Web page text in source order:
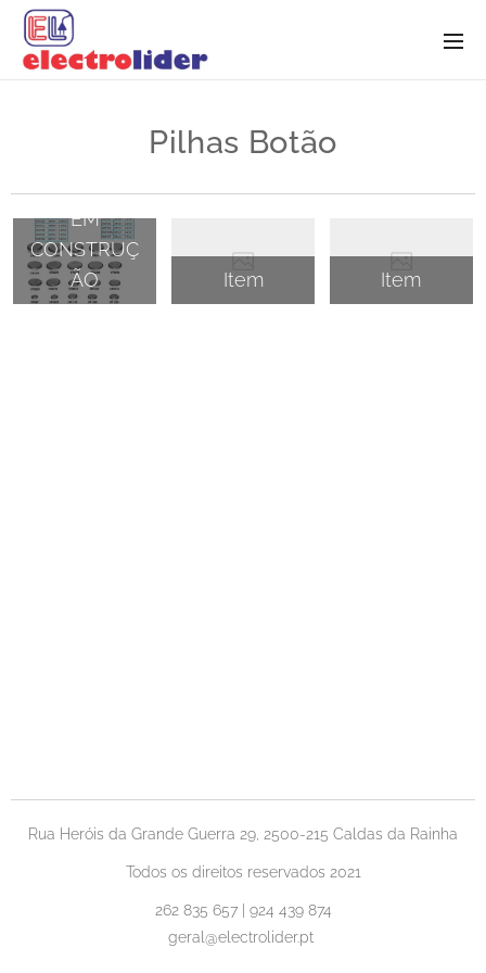
Pilhas Botão
EM
CONSTRUÇ
ÃO
Item Item
Rua Heróis da Grande Guerra 29, 2500-215 Caldas da Rainha
Todos os direitos reservados 2021
262 835 657 | 924 439 874
geral@electrolider.pt